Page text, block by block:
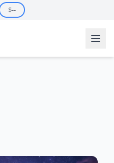
$--